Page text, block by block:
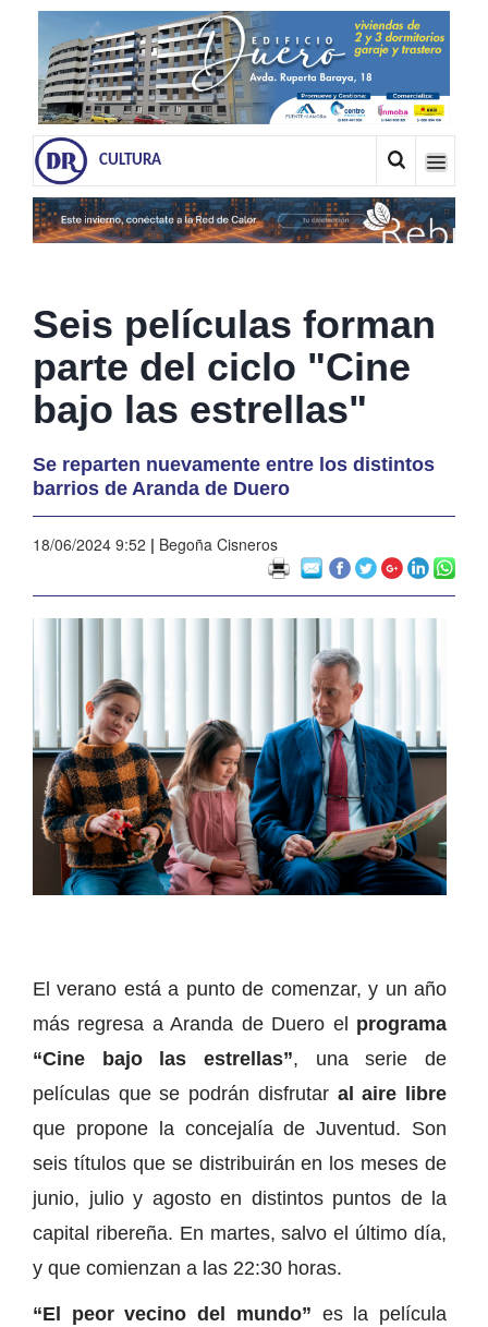
CULTURA
Seis películas forman
parte del ciclo "Cine
bajo las estrellas"
Se reparten nuevamente entre los distintos
barrios de Aranda de Duero
18/06/2024 9:52 | Begoña Cisneros
El verano está a punto de comenzar, y un año
más regresa a Aranda de Duero el programa
“Cine bajo las estrellas”, una serie de
películas que se podrán disfrutaral aire libre
que propone la concejalía de Juventud. Son
seis títulos que se distribuirán en los meses de
junio, julio y agosto en distintos puntos de la
capital ribereña. En martes, salvo el último día,
y que comienzan a las 22:30 horas.
“El peor vecino del mundo” es la película